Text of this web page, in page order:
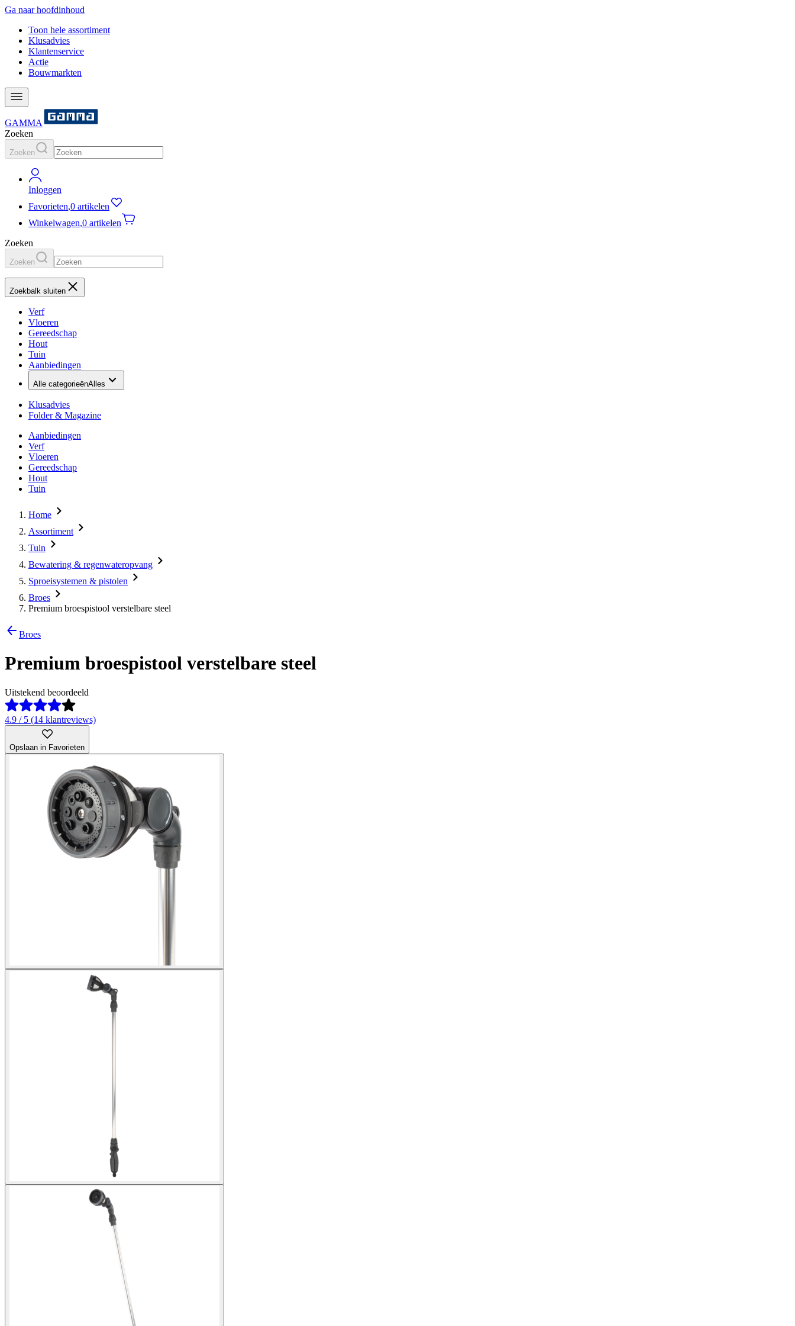
Ga naar hoofdinhoud
Toon hele assortiment
Klusadvies
Klantenservice
Actie
Bouwmarkten
GAMMA
Zoeken
Zoeken
Inloggen
Favorieten,0 artikelen
Winkelwagen,0 artikelen
Zoeken
Zoeken
Zoekbalk sluiten
Verf
Vloeren
Gereedschap
Hout
Tuin
Aanbiedingen
Alle categorieënAlles
Klusadvies
Folder & Magazine
Aanbiedingen
Verf
Vloeren
Gereedschap
Hout
Tuin
Home
Assortiment
Tuin
Bewatering & regenwateropvang
Sproeisystemen & pistolen
Broes
Premium broespistool verstelbare steel
Broes
Premium broespistool verstelbare steel
Uitstekend beoordeeld
4.9 / 5 (14 klantreviews)
Opslaan in Favorieten